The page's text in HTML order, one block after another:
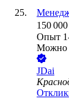
150 000
Опыт
Можно
JDai